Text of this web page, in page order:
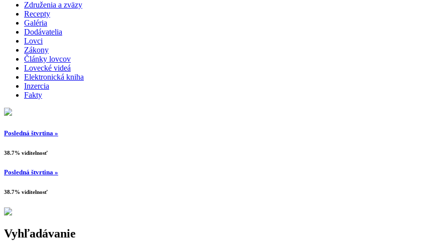
Združenia a zväzy
Recepty
Galéria
Dodávatelia
Lovci
Zákony
Články lovcov
Lovecké videá
Elektronická kniha
Inzercia
Fakty
Posledná štvrtina »
38.7% viditelnosť
Posledná štvrtina »
38.7% viditelnosť
Vyhľadávanie